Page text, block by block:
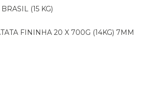
(15 KG)
FININHA 20 X 700G (14KG) 7MM